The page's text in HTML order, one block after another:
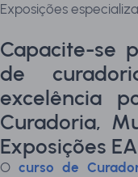
Exposições
Capacite-se
de
excelência
Curadoria,
Exposições
O curso de